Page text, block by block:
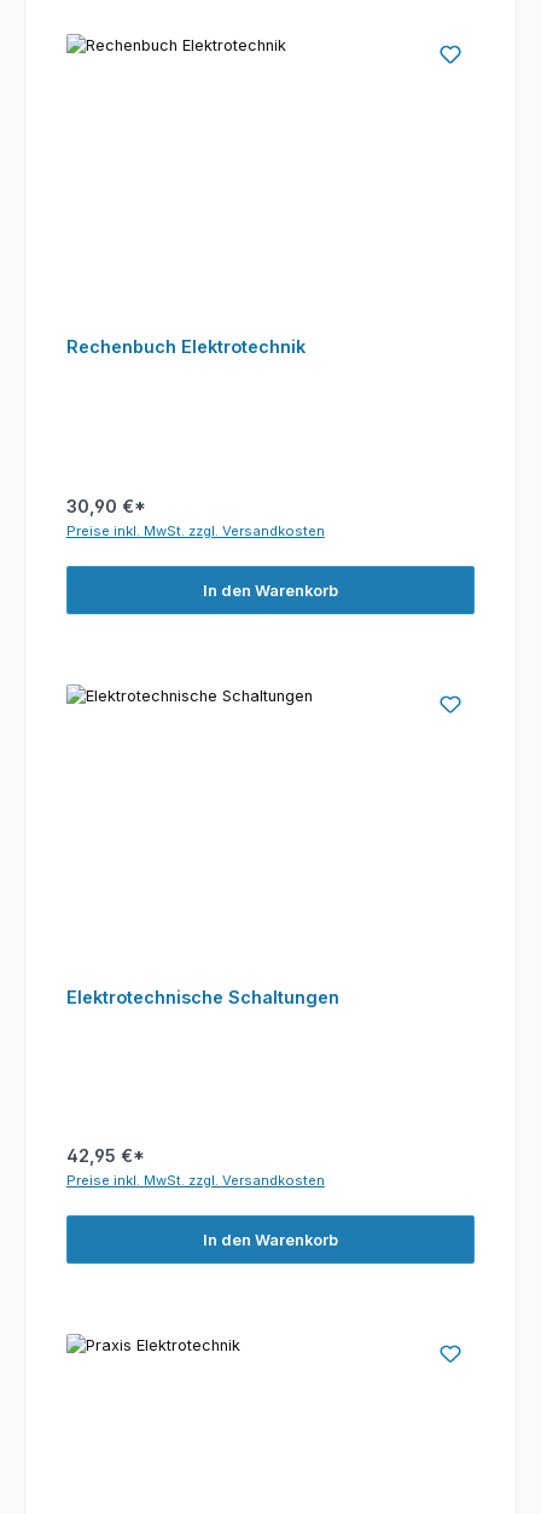
Rechenbuch Elektrotechnik
30,90 €*
Preise inkl. MwSt. zzgl. Versandkosten
In den Warenkorb
Elektrotechnische Schaltungen
42,95 €*
Preise inkl. MwSt. zzgl. Versandkosten
In den Warenkorb